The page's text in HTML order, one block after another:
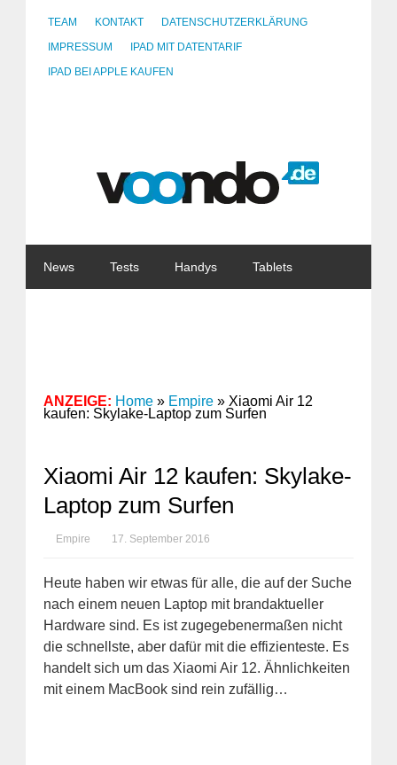
TEAM KONTAKT
DATENSCHUTZERKLÄRUNG
IMPRESSUM
IPAD MIT DATENTARIF
IPAD BEI APPLE KAUFEN
News Tests Handys Tablets
ANZEIGE: Home » Empire » Xiaomi Air 12
kaufen: Skylake-Laptop zum Surfen
Xiaomi Air 12 kaufen: Skylake-
Laptop zum Surfen
Empire 17. September 2016
Heute haben wir etwas für alle, die auf der Suche
nach einem neuen Laptop mit brandaktueller
Hardware sind. Es ist zugegebenermaßen nicht
die schnellste, aber dafür mit die effizienteste. Es
handelt sich um das Xiaomi Air 12. Ähnlichkeiten
mit einem MacBook sind rein zufällig…